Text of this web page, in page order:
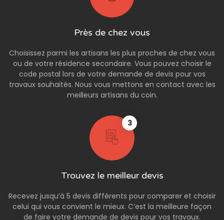
Près de chez vous
Choisissez parmi les artisans les plus proches de chez vous
ou de votre résidence secondaire. Vous pouvez choisir le
code postal lors de votre demande de devis pour vos
travaux souhaités. Nous vous mettons en contact avec les
meilleurs artisans du coin.
3
Trouvez le meilleur devis
Recevez jusqu’à 5 devis différents pour comparer et choisir
celui qui vous convient le mieux. C’est la meilleure façon
de faire votre demande de devis pour vos travaux.